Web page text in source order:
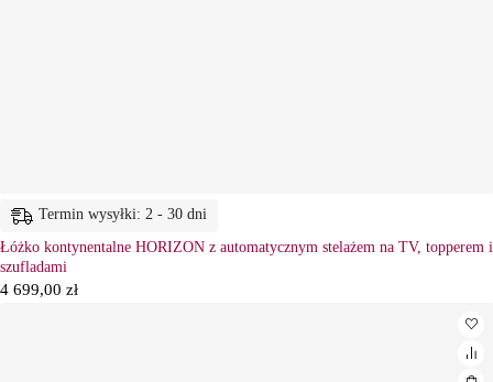
Termin wysyłki: 2 - 30 dni
Łóżko kontynentalne HORIZON z automatycznym stelażem na TV, topperem i
szufladami
4 699,00 zł